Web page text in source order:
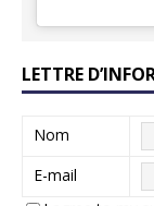
LETTRE
Nom
E-mail